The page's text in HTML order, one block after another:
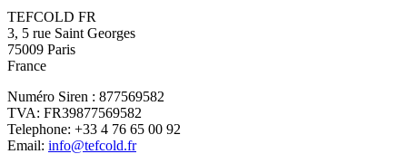
TEFCOLD FR
3, 5 rue Saint Georges
75009 Paris
France
Numéro Siren : 877569582
TVA: FR39877569582
Telephone: +33 4 76 65 00 92
Email: info@tefcold.fr